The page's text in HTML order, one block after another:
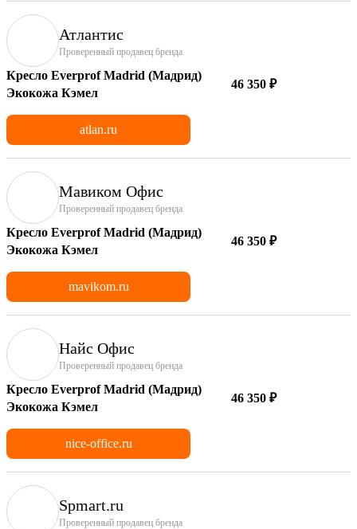
Атлантис
Проверенный продавец бренда
Кресло Everprof Madrid (Мадрид)
Экокожа Кэмел
46 350 ₽
atlan.ru
Мавиком Офис
Проверенный продавец бренда
Кресло Everprof Madrid (Мадрид)
Экокожа Кэмел
46 350 ₽
mavikom.ru
Найс Офис
Проверенный продавец бренда
Кресло Everprof Madrid (Мадрид)
Экокожа Кэмел
46 350 ₽
nice-office.ru
Spmart.ru
Проверенный продавец бренда